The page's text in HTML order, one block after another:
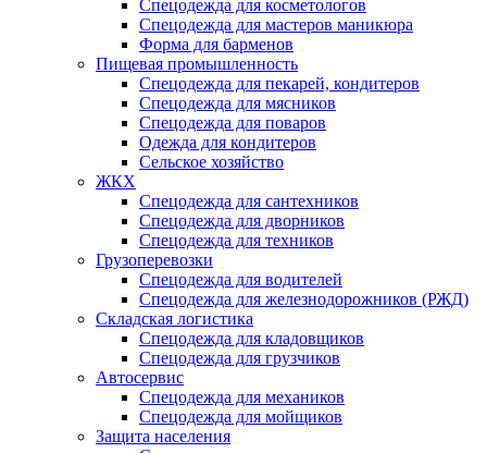
Спецодежда для косметологов
Спецодежда для мастеров маникюра
Форма для барменов
Пищевая промышленность
Спецодежда для пекарей, кондитеров
Спецодежда для мясников
Спецодежда для поваров
Одежда для кондитеров
Сельское хозяйство
ЖКХ
Спецодежда для сантехников
Спецодежда для дворников
Спецодежда для техников
Грузоперевозки
Спецодежда для водителей
Спецодежда для железнодорожников (РЖД)
Складская логистика
Спецодежда для кладовщиков
Спецодежда для грузчиков
Автосервис
Спецодежда для механиков
Спецодежда для мойщиков
Защита населения